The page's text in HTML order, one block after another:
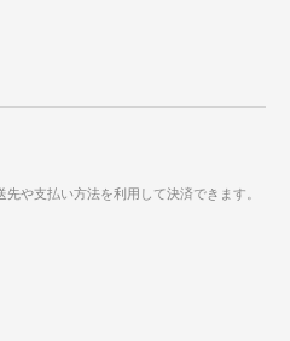
や支払い方法を利用して決済できます。